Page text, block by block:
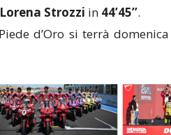
Lorena Strozzi in 44’45’’.
d’Oro si terrà